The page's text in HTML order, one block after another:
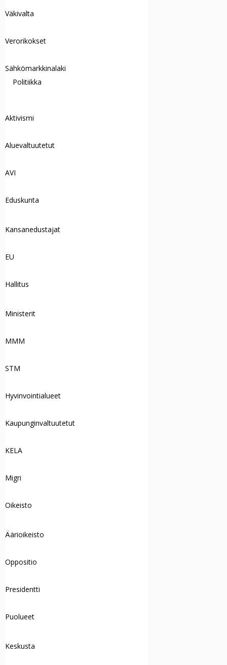
Väkivalta
Verorikokset
Sähkömarkkinalaki
Politiikka
Aktivismi
Aluevaltuutetut
AVI
Eduskunta
Kansanedustajat
EU
Hallitus
Ministerit
MMM
STM
Hyvinvointialueet
Kaupunginvaltuutetut
KELA
Migri
Oikeisto
Äärioikeisto
Oppositio
Presidentti
Puolueet
Keskusta